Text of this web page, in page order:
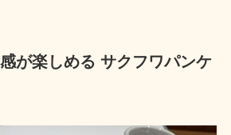
が楽しめる サクフワパンケ